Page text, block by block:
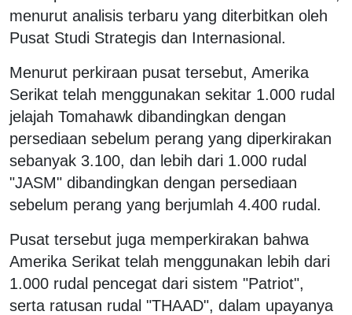
menurut analisis terbaru yang diterbitkan oleh
Pusat Studi Strategis dan Internasional.
Menurut perkiraan pusat tersebut, Amerika
Serikat telah menggunakan sekitar 1.000 rudal
jelajah Tomahawk dibandingkan dengan
persediaan sebelum perang yang diperkirakan
sebanyak 3.100, dan lebih dari 1.000 rudal
"JASM" dibandingkan dengan persediaan
sebelum perang yang berjumlah 4.400 rudal.
Pusat tersebut juga memperkirakan bahwa
Amerika Serikat telah menggunakan lebih dari
1.000 rudal pencegat dari sistem "Patriot",
serta ratusan rudal "THAAD", dalam upayanya